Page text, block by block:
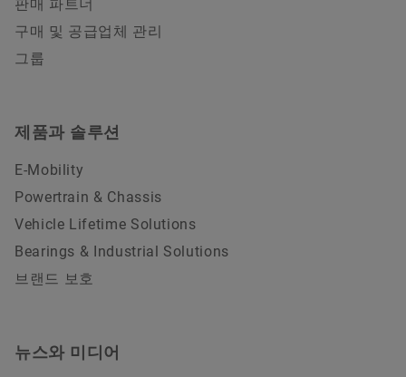
판매 파트너
구매 및 공급업체 관리
그룹
제품과 솔루션
E-Mobility
Powertrain & Chassis
Vehicle Lifetime Solutions
Bearings & Industrial Solutions
브랜드 보호
뉴스와 미디어